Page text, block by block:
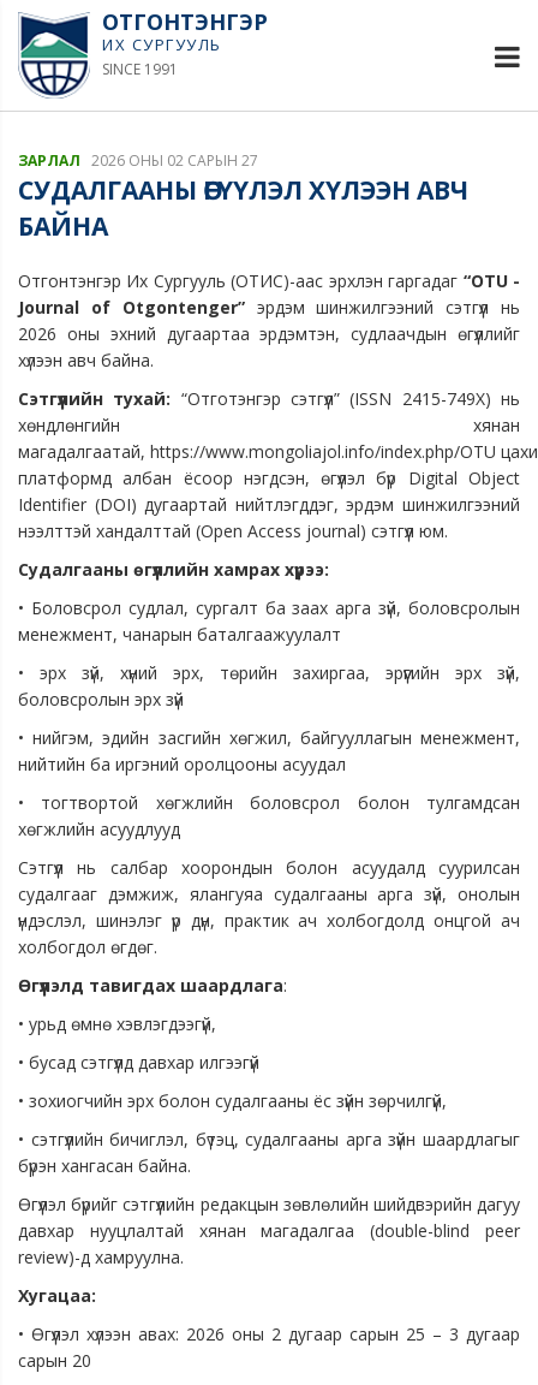
ОТГОНТЭНГЭР
ИХ СУРГУУЛЬ
SINCE 1991
ЗАРЛАЛ 2026 ОНЫ 02 САРЫН 27
СУДАЛГААНЫ ӨГҮҮЛЭЛ ХҮЛЭЭН АВЧ
БАЙНА
Отгонтэнгэр Их Сургууль (ОТИС)-аас эрхлэн гаргадаг “OTU -
Journal of Otgontenger”эрдэм шинжилгээний сэтгүүл нь
2026 оны эхний дугаартаа эрдэмтэн, судлаачдын өгүүллийг
хүлээн авч байна.
Сэтгүүлийн тухай: “Отготэнгэр сэтгүүл” (ISSN 2415-749X) нь
хөндлөнгийн хянан
магадалгаатай, https://www.mongoliajol.info/index.php/OTU
платформд албан ёсоор нэгдсэн, өгүүлэл бүр Digital Object
Identifier (DOI) дугаартай нийтлэгддэг, эрдэм шинжилгээний
нээлттэй хандалттай (Open Access journal) сэтгүүл юм.
Судалгааны өгүүллийн хамрах хүрээ:
• Боловсрол судлал, сургалт ба заах арга зүй, боловсролын
менежмент, чанарын баталгаажуулалт
• эрх зүй, хүний эрх, төрийн захиргаа, эрүүгийн эрх зүй,
боловсролын эрх зүй
• нийгэм, эдийн засгийн хөгжил, байгууллагын менежмент,
нийтийн ба иргэний оролцооны асуудал
• тогтвортой хөгжлийн боловсрол болон тулгамдсан
хөгжлийн асуудлууд
Сэтгүүл нь салбар хоорондын болон асуудалд суурилсан
судалгааг дэмжиж, ялангуяа судалгааны арга зүй, онолын
үндэслэл, шинэлэг үр дүн, практик ач холбогдолд онцгой ач
холбогдол өгдөг.
Өгүүлэлд тавигдах шаардлага:
• урьд өмнө хэвлэгдээгүй,
• бусад сэтгүүлд давхар илгээгүй
• зохиогчийн эрх болон судалгааны ёс зүйн зөрчилгүй,
• сэтгүүлийн бичиглэл, бүтэц, судалгааны арга зүйн шаардлагыг
бүрэн хангасан байна.
Өгүүлэл бүрийг сэтгүүлийн редакцын зөвлөлийн шийдвэрийн дагуу
давхар нууцлалтай хянан магадалгаа (double-blind peer
review)-д хамруулна.
Хугацаа:
• Өгүүлэл хүлээн авах: 2026 оны 2 дугаар сарын 25 – 3 дугаар
сарын 20